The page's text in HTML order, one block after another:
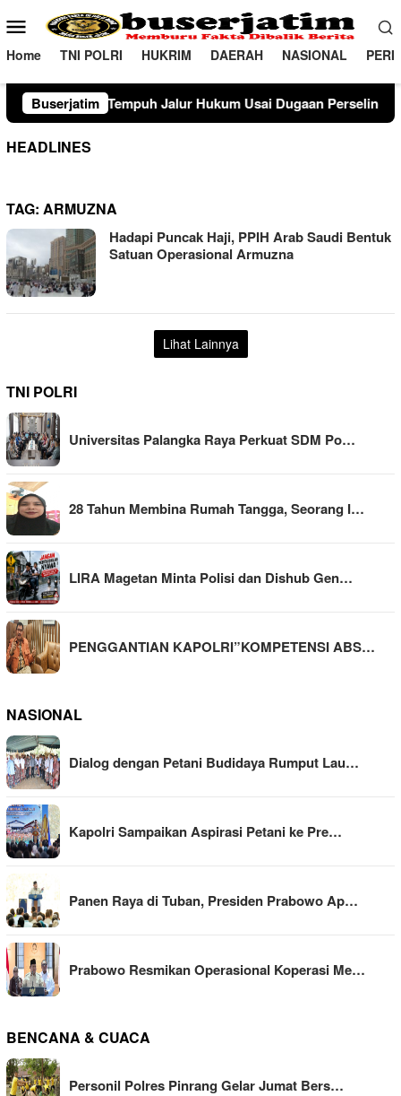
ke
konten
Menu
Mobile
Home TNI POLRI HUKRIM DAERAH NASIONAL
Buserjatim
Jalur Hukum Usai Dugaan Perselingkuhan Suami di
HEADLINES
TAG: ARMUZNA
Hadapi Puncak Haji, PPIH Arab Saudi Bentuk
Satuan Operasional Armuzna
Lihat Lainnya
TNI POLRI
Universitas Palangka Raya Perkuat SDM Po…
28 Tahun Membina Rumah Tangga, Seorang I…
LIRA Magetan Minta Polisi dan Dishub Gen…
PENGGANTIAN KAPOLRI”KOMPETENSI ABS…
NASIONAL
Dialog dengan Petani Budidaya Rumput Lau…
Kapolri Sampaikan Aspirasi Petani ke Pre…
Panen Raya di Tuban, Presiden Prabowo Ap…
Prabowo Resmikan Operasional Koperasi Me…
BENCANA & CUACA
Personil Polres Pinrang Gelar Jumat Bers…